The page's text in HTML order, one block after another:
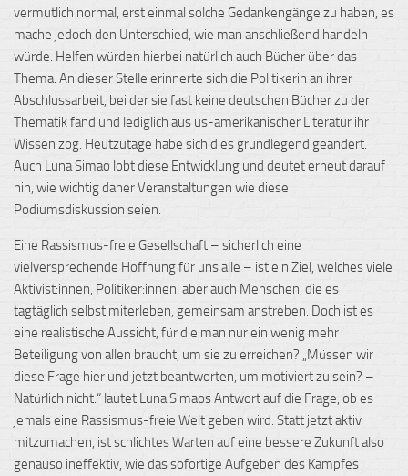
vermutlich normal, erst einmal solche Gedankengänge zu haben, es
mache jedoch den Unterschied, wie man anschließend handeln
würde. Helfen würden hierbei natürlich auch Bücher über das
Thema. An dieser Stelle erinnerte sich die Politikerin an ihrer
Abschlussarbeit, bei der sie fast keine deutschen Bücher zu der
Thematik fand und lediglich aus us-amerikanischer Literatur ihr
Wissen zog. Heutzutage habe sich dies grundlegend geändert.
Auch Luna Simao lobt diese Entwicklung und deutet erneut darauf
hin, wie wichtig daher Veranstaltungen wie diese
Podiumsdiskussion seien.
Eine Rassismus-freie Gesellschaft – sicherlich eine
vielversprechende Hoffnung für uns alle – ist ein Ziel, welches viele
Aktivist:innen, Politiker:innen, aber auch Menschen, die es
tagtäglich selbst miterleben, gemeinsam anstreben. Doch ist es
eine realistische Aussicht, für die man nur ein wenig mehr
Beteiligung von allen braucht, um sie zu erreichen? „Müssen wir
diese Frage hier und jetzt beantworten, um motiviert zu sein? –
Natürlich nicht.“ lautet Luna Simaos Antwort auf die Frage, ob es
jemals eine Rassismus-freie Welt geben wird. Statt jetzt aktiv
mitzumachen, ist schlichtes Warten auf eine bessere Zukunft also
genauso ineffektiv, wie das sofortige Aufgeben des Kampfes